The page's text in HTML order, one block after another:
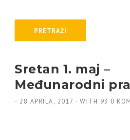
Sretan 1. maj –
Međunarodni
- 28 APRILA, 2017 - WITH 93 0